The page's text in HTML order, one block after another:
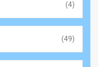
(4)
(49)